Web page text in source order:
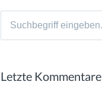
Suche
Letzte Kommentare